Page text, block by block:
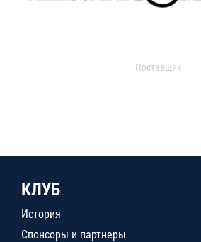
Поставщик
КЛУБ
История
Спонсоры и партнеры